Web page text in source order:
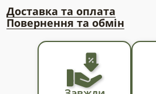
4х4х4м
бежевий
трикутної
Доставка та оплата
Повернення та обмін